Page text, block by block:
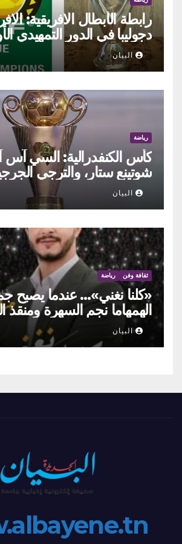
رابطة الأبطال الافريقية:
دجوليبا في الدور التمهيدي
البيان
رياضة
كأس الكنفدرالية: السي
شوتينع ستار، والترجي
ممثل السينغال
البيان
ثقافة وفن رياضة
«كلنا نغني»… عندما يصبح
الهمهاما نجم السهرة ومنقذ
البيان